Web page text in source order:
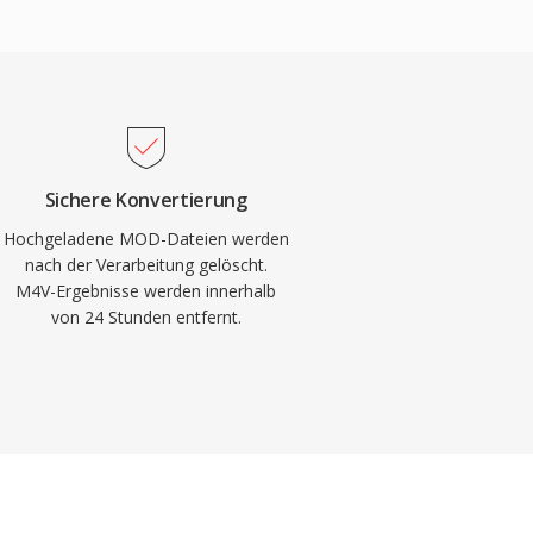
Sichere Konvertierung
Hochgeladene MOD-Dateien werden
nach der Verarbeitung gelöscht.
M4V-Ergebnisse werden innerhalb
von 24 Stunden entfernt.